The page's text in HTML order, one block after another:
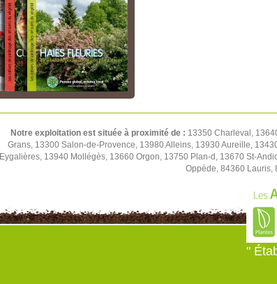
Notre exploitation est située à proximité de : 13350 Charleval,
Grans, 13300 Salon-de-Provence, 13980 Alleins, 13930 Aureille,
Eygalières, 13940 Mollégès, 13660 Orgon, 13750 Plan-d, 13670 St-
Oppède, 84360 Lauris,
"